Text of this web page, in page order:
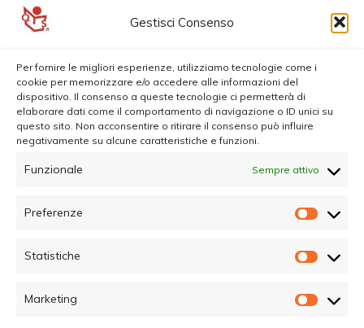
Gestisci Consenso
Per fornire le migliori esperienze, utilizziamo tecnologie come i
cookie per memorizzare e/o accedere alle informazioni del
dispositivo. Il consenso a queste tecnologie ci permetterà di
elaborare dati come il comportamento di navigazione o ID unici su
questo sito. Non acconsentire o ritirare il consenso può influire
negativamente su alcune caratteristiche e funzioni.
Funzionale Sempre attivo
Preferenze
Statistiche
Marketing